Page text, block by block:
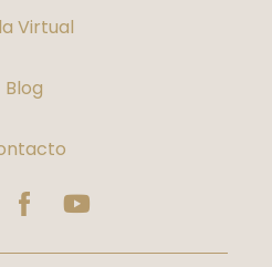
Virtual
Blog
Logo
Facebook
Youtube